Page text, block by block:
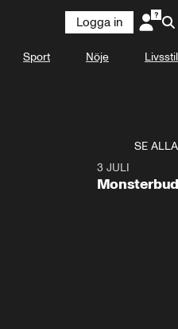
Logga in
Sport Nöje Livsstil
SE ALLA
3 JULI